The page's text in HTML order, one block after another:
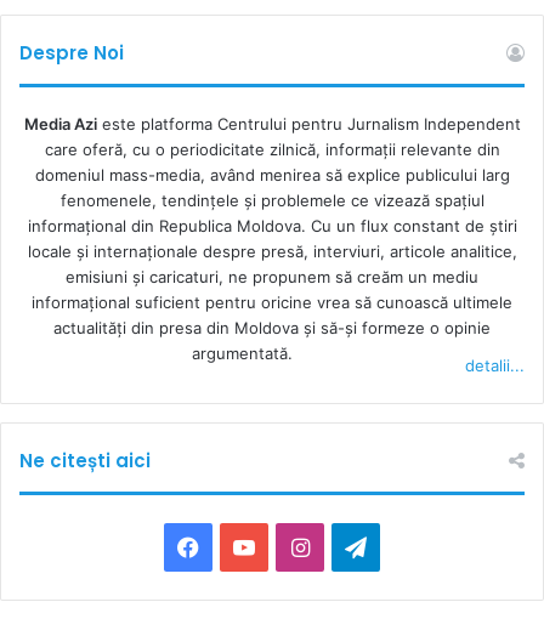
Despre Noi
Media Azieste platforma Centrului pentru Jurnalism Independent
care oferă, cu o periodicitate zilnică, informații relevante din
domeniul mass-media, având menirea să explice publicului larg
fenomenele, tendințele și problemele ce vizează spațiul
informațional din Republica Moldova. Cu un flux constant de ştiri
locale şi internaţionale despre presă, interviuri, articole analitice,
emisiuni și caricaturi, ne propunem să creăm un mediu
informaţional suficient pentru oricine vrea să cunoască ultimele
actualităţi din presa din Moldova şi să-şi formeze o opinie
argumentată.
detalii...
Ne citești aici
a
o
I
n
e